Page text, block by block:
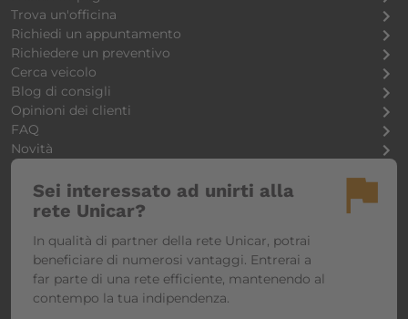
Trova un'officina
Richiedi un appuntamento
Richiedere un preventivo
Cerca veicolo
Blog di consigli
Opinioni dei clienti
FAQ
Novità
flag
Sei interessato ad unirti alla
rete Unicar?
In qualità di partner della rete Unicar, potrai
beneficiare di numerosi vantaggi. Entrerai a
far parte di una rete efficiente, mantenendo al
contempo la tua indipendenza.